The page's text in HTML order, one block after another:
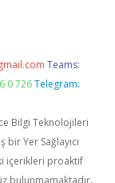
Teams:
0 726 Telegram:
Bilgi Teknolojileri
Yer Sağlayıcı
içerikleri proaktif
bulunmamaktadır.